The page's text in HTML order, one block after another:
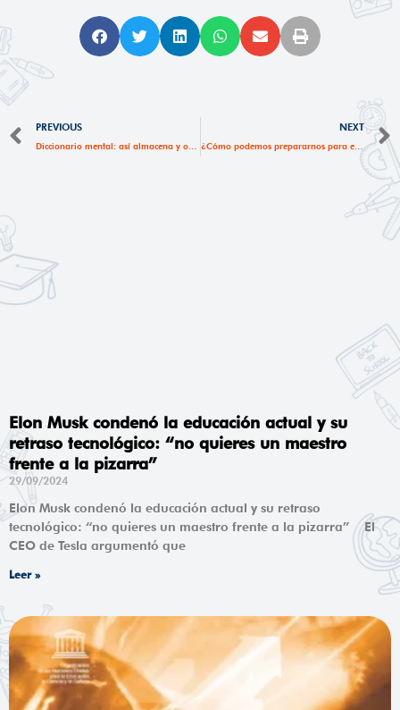
Ant
PREVIOUS NEXT
¿Cómo podemos prepararnos para el 2024?
Elon Musk condenó la educación actual y su
retraso tecnológico: “no quieres un maestro
frente a la pizarra”
29/09/2024
Elon Musk condenó la educación actual y su retraso
tecnológico: “no quieres un maestro frente a la pizarra” El
CEO de Tesla argumentó que
Leer »